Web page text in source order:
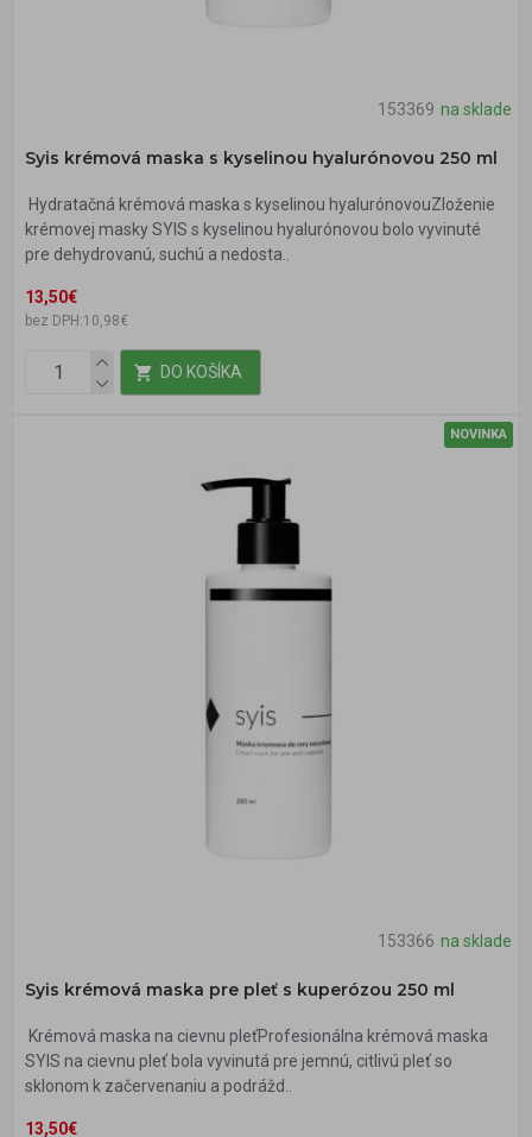
153369 na sklade
Syis krémová maska s kyselinou hyalurónovou 250 ml
Hydratačná krémová maska s kyselinou hyalurónovouZloženie
krémovej masky SYIS s kyselinou hyalurónovou bolo vyvinuté
pre dehydrovanú, suchú a nedosta..
13,50€
bez DPH:10,98€
DO KOŠÍKA
NOVINKA
153366 na sklade
Syis krémová maska pre pleť s kuperózou 250 ml
Krémová maska na cievnu pleťProfesionálna krémová maska
SYIS na cievnu pleť bola vyvinutá pre jemnú, citlivú pleť so
sklonom k začervenaniu a podrážd..
13,50€